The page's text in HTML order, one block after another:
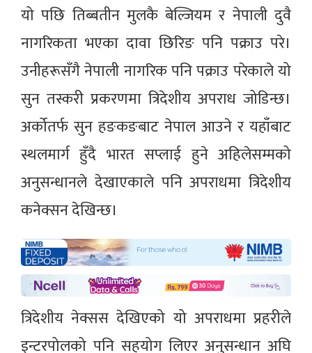
यो पछि तिब्बतीन मुलकै बेल्जियम र नेपाली दुवै
नागरिकता भएका दावा छिरिङ पनि पक्राउ परे।
उनीहरूसँगै नेपाली नागरिक पनि पक्राउ परेकाले यो
सुन तस्करी प्रकरणमा त्रिदेशीय अपराध जोडिन्छ।
अर्कोतर्फ सुन हङकङबाट नेपाल आउने र यहाँबाट
स्थलमार्ग हुँदै भारत सप्लाई हुने अहिलेसम्मको
अनुसन्धानले देखाएकाले पनि अपराधमा त्रिदेशीय
कनेक्सन देखिन्छ।
त्रिदेशीय नेक्सस देखिएको यो अपराधमा प्रहरीले
इन्टरपोलको पनि सहयोग लिएर अनुसन्धान अघि